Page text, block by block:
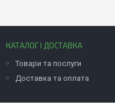
КАТАЛОГ І ДОСТАВКА
Товари та послуги
Доставка та оплата